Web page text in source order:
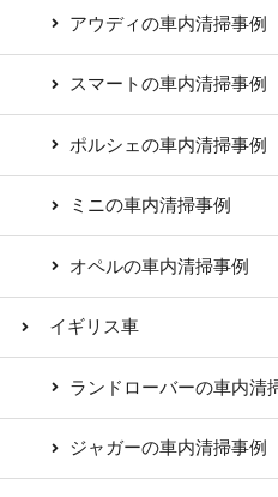
アウディの車内清掃事例
スマートの車内清掃事例
ポルシェの車内清掃事例
ミニの車内清掃事例
オペルの車内清掃事例
イギリス車
ランドローバーの車内清
ジャガーの車内清掃事例